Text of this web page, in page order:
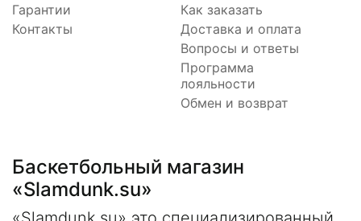
Гарантии
Контакты
Как заказать
Доставка и оплата
Вопросы и ответы
Программа
лояльности
Обмен и возврат
Баскетбольный магазин
«Slamdunk.su»